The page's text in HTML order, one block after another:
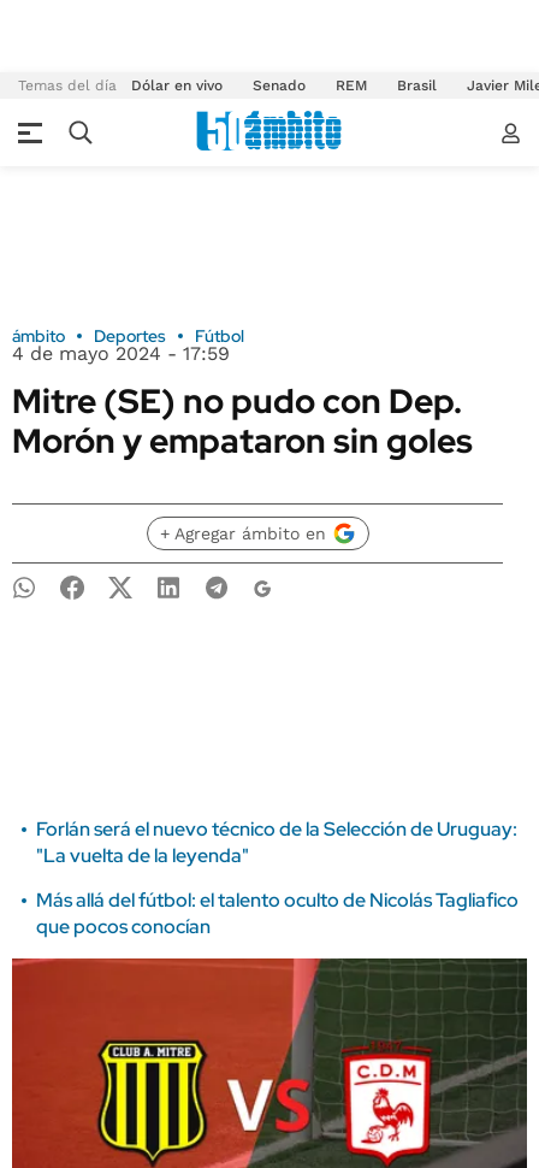
Temas del día Dólar en vivo Senado REM Brasil Javier
ámbito Deportes Fútbol
4 de mayo 2024 - 17:59
Mitre (SE) no pudo con Dep.
Morón y empataron sin goles
+ Agregar ámbito en
Forlán será el nuevo técnico de la Selección de Uruguay:
"La vuelta de la leyenda"
Más allá del fútbol: el talento oculto de Nicolás Tagliafico
que pocos conocían